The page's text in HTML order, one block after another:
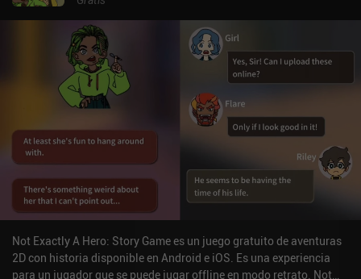
Not Exactly A Hero: Story Game es un juego gratuito de aventuras
2D con historia disponible en Android e iOS. Es una experiencia
para un jugador que se puede jugar offline en modo retrato. Not